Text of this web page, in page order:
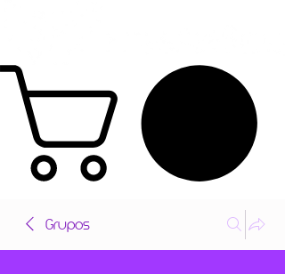
Grupos